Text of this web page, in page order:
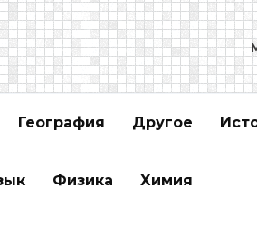
География Другое
Физика Химия